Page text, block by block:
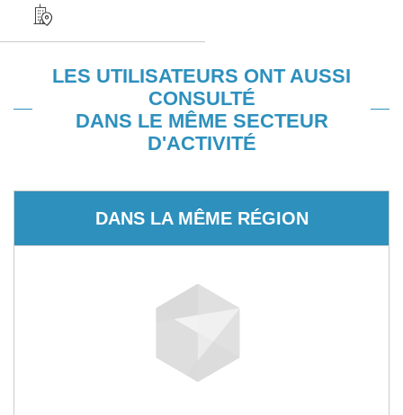
LES UTILISATEURS ONT AUSSI
CONSULTÉ
DANS LE MÊME SECTEUR
D'ACTIVITÉ
DANS LA MÊME RÉGION